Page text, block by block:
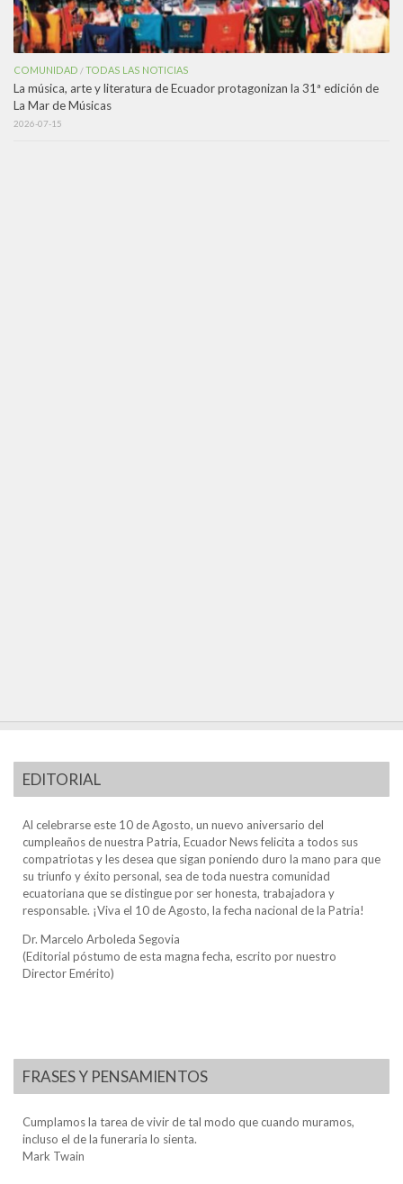
COMUNIDAD /TODAS LAS NOTICIAS
La música, arte y literatura de Ecuador protagonizan la 31ª edición de
La Mar de Músicas
2026-07-15
EDITORIAL
Al celebrarse este 10 de Agosto, un nuevo aniversario del
cumpleaños de nuestra Patria, Ecuador News felicita a todos sus
compatriotas y les desea que sigan poniendo duro la mano para que
su triunfo y éxito personal, sea de toda nuestra comunidad
ecuatoriana que se distingue por ser honesta, trabajadora y
responsable. ¡Viva el 10 de Agosto, la fecha nacional de la Patria!
Dr. Marcelo Arboleda Segovia
(Editorial póstumo de esta magna fecha, escrito por nuestro
Director Emérito)
FRASES Y PENSAMIENTOS
Cumplamos la tarea de vivir de tal modo que cuando muramos,
incluso el de la funeraria lo sienta.
Mark Twain